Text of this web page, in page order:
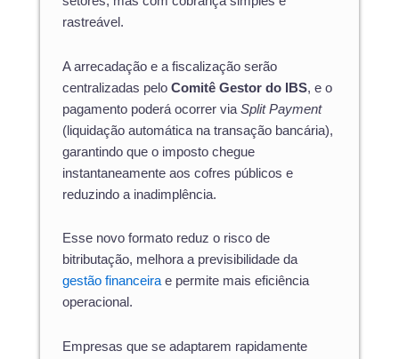
rastreável.
A arrecadação e a fiscalização serão
centralizadas pelo Comitê Gestor do IBS, e o
pagamento poderá ocorrer via Split Payment
(liquidação automática na transação bancária),
garantindo que o imposto chegue
instantaneamente aos cofres públicos e
reduzindo a inadimplência.
Esse novo formato reduz o risco de
bitributação, melhora a previsibilidade da
gestão financeirae permite mais eficiência
operacional.
Empresas que se adaptarem rapidamente